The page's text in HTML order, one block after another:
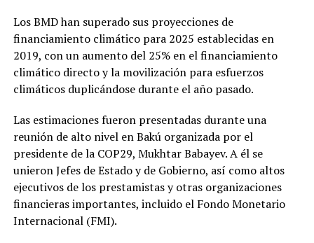
Los BMD han superado sus proyecciones de
financiamiento climático para 2025 establecidas en
2019, con un aumento del 25% en el financiamiento
climático directo y la movilización para esfuerzos
climáticos duplicándose durante el año pasado.
Las estimaciones fueron presentadas durante una
reunión de alto nivel en Bakú organizada por el
presidente de la COP29, Mukhtar Babayev. A él se
unieron Jefes de Estado y de Gobierno, así como altos
ejecutivos de los prestamistas y otras organizaciones
financieras importantes, incluido el Fondo Monetario
Internacional (FMI).